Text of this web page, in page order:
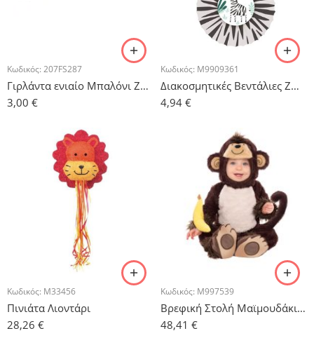
Κωδικός: 207FS287
Γιρλάντα ενιαίο Μπαλόνι Ζωάκια
3,00 €
Κωδικός: M9909361
Διακοσμητικές Βεντάλιες Ζωάκια της Ζούγκλας – 3τμχ.
4,94 €
Κωδικός: M33456
Πινιάτα Λιοντάρι
28,26 €
Κωδικός: M997539
Βρεφική Στολή Μαϊμουδάκι / 12 – 18 μηνών
48,41 €